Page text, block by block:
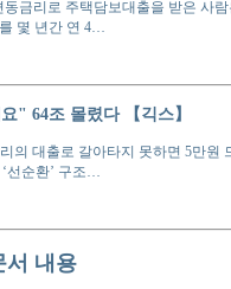
금리로 주택담보대출을 받은 사
몇 년간 연 4…
" 64조 몰렸다 【긱스】
의 대출로 갈아타지 못하면 5만
선순환’ 구조…
서 내용